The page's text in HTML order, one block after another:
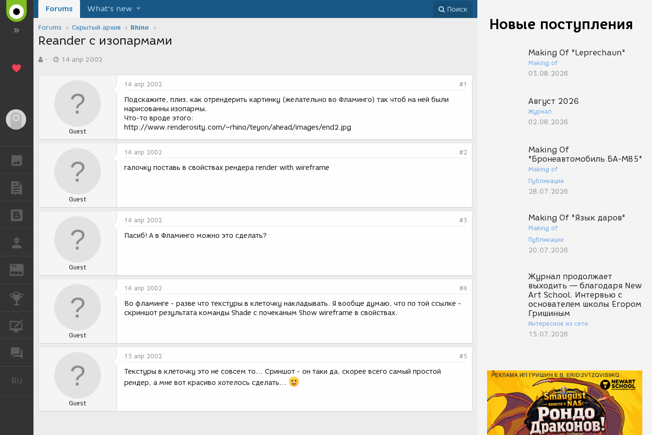
REN
КОНКУРСЫ
RU
Новые поступления
Making Of "Leprechaun"
Making of
03.08.2026
Август 2026
Журнал
02.08.2026
Making Of
"Бронеавтомобиль БА-М85"
Making of
Публикации
28.07.2026
Making Of "Язык даров"
Making of
Публикации
20.07.2026
Журнал продолжает
выходить — благодаря New
Art School. Интервью с
основателем школы Егором
Гришиным
Интересное из сети
15.07.2026
Forums What's new Поиск
Forums Скрытый архив Rhino
Reander c изопармами
в-
а
и
14 апр 2002
Guest
14 апр 2002 #1
Подскажите, плиз, как отрендерить картинку (желательно во Фламинго) так чтоб на ней были
нарисованны изопармы.
Что-то вроде этого:
http://www.renderosity.com/~rhino/teyon/ahead/images/end2.jpg
Guest
14 апр 2002 #2
галочку поставь в свойствах рендера render with wireframe
Guest
14 апр 2002 #3
Пасиб! А в Фламинго можно это сделать?
Guest
14 апр 2002 #4
Во фламинге - разве что текстуры в клеточку накладывать. Я вообще думаю, что по той ссылке -
скриншот результата команды Shade с почеканым Show wireframe в свойствах.
Guest
15 апр 2002 #5
Текстуры в клеточку это не совсем то... Сриншот - он таки да, скорее всего самый простой
рендер, а мне вот красиво хотелось сделать...